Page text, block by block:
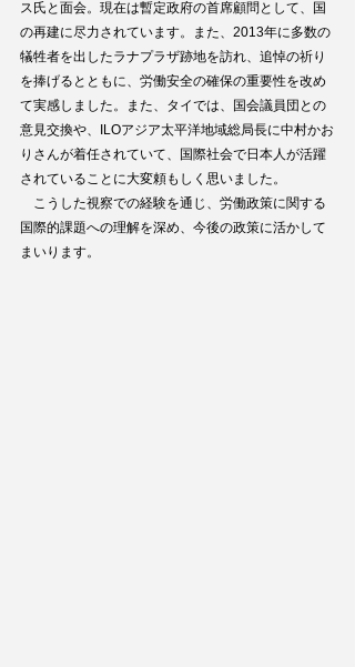
ス氏と面会。現在は暫定政府の首席顧問として、国
の再建に尽力されています。また、2013年に多数の
犠牲者を出したラナプラザ跡地を訪れ、追悼の祈り
を捧げるとともに、労働安全の確保の重要性を改め
て実感しました。また、タイでは、国会議員団との
意見交換や、ILOアジア太平洋地域総局長に中村かお
りさんが着任されていて、国際社会で日本人が活躍
されていることに大変頼もしく思いました。
こうした視察での経験を通じ、労働政策に関する
国際的課題への理解を深め、今後の政策に活かして
まいります。